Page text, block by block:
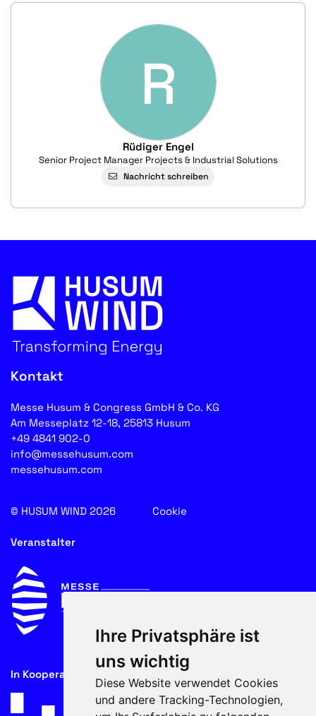
Ihre Privatsphäre ist
uns wichtig
Diese Website verwendet Cookies
und andere Tracking-Technologien,
R
Rüdiger Engel
Senior Project Manager Projects & Industrial Solutions
Nachricht schreiben
Kontakt
Messe Husum & Congress GmbH & Co. KG
Am Messeplatz 12-18, 25813 Husum
+49 4841 902-0
info@messehusum.com
messehusum.com
© HUSUM WIND 2026 Cookie
Veranstalter
In Kooperation mit